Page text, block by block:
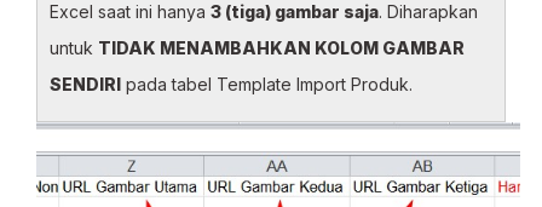
Excel saat ini hanya 3 (tiga) gambar saja. Diharapkan
untuk TIDAK MENAMBAHKAN KOLOM GAMBAR
SENDIRI pada tabel Template Import Produk.